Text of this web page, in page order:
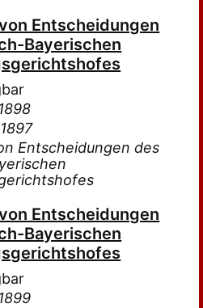
Entscheidungen
Bayerischen
Entscheidungen des
Entscheidungen
Bayerischen